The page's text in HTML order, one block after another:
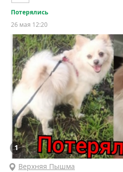
Потерялись
26 мая 12:20
1
Верхняя Пышма